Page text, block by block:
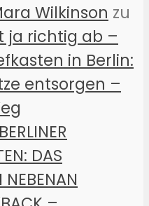
Wilkinson zu
ja richtig ab –
in Berlin:
entsorgen –
BERLINER
DAS